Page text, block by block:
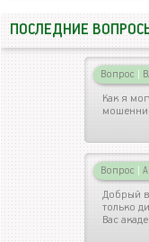
ПОСЛЕДНИЕ
Вопрос |
Как я
Вопрос |
Добрый
только
Вас